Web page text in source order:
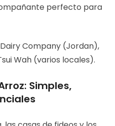
perfecto para
Company (Jordan),
Wah (varios locales).
Simples,